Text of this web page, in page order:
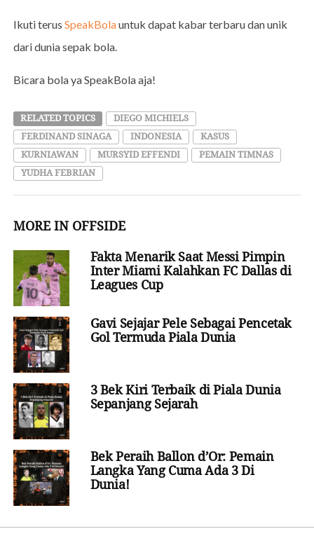
Ikuti terus SpeakBolauntuk dapat kabar terbaru dan unik
dari dunia sepak bola.
Bicara bola ya SpeakBola aja!
RELATED TOPICS
DIEGO MICHIELS
FERDINAND SINAGA
INDONESIA
KASUS
KURNIAWAN
MURSYID EFFENDI
PEMAIN TIMNAS
YUDHA FEBRIAN
MORE IN OFFSIDE
Fakta Menarik Saat Messi Pimpin
Inter Miami Kalahkan FC Dallas di
Leagues Cup
Gavi Sejajar Pele Sebagai Pencetak
Gol Termuda Piala Dunia
3 Bek Kiri Terbaik di Piala Dunia
Sepanjang Sejarah
Bek Peraih Ballon d’Or: Pemain
Langka Yang Cuma Ada 3 Di
Dunia!